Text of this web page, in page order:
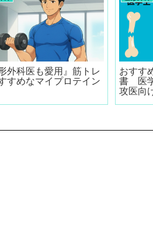
外科医も愛用』筋トレ
すめなマイプロテイン
おすす
書 医
攻医向